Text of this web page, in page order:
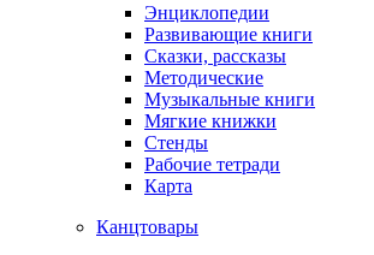
Энциклопедии
Развивающие книги
Сказки, рассказы
Методические
Музыкальные книги
Мягкие книжки
Стенды
Рабочие тетради
Карта
Канцтовары